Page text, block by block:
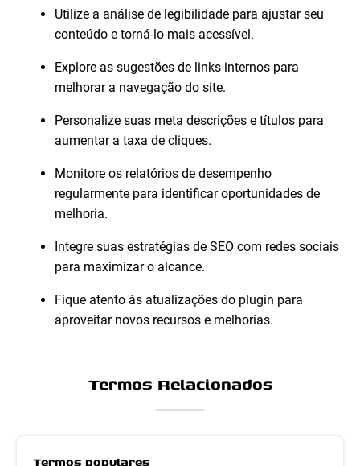
Utilize a análise de legibilidade para ajustar seu
conteúdo e torná-lo mais acessível.
Explore as sugestões de links internos para
melhorar a navegação do site.
Personalize suas meta descrições e títulos para
aumentar a taxa de cliques.
Monitore os relatórios de desempenho
regularmente para identificar oportunidades de
melhoria.
Integre suas estratégias de SEO com redes sociais
para maximizar o alcance.
Fique atento às atualizações do plugin para
aproveitar novos recursos e melhorias.
Termos Relacionados
Termos populares